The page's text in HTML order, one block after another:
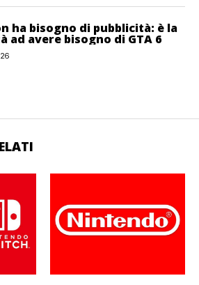
ha bisogno di pubblicità: è la
ad avere bisogno di GTA 6